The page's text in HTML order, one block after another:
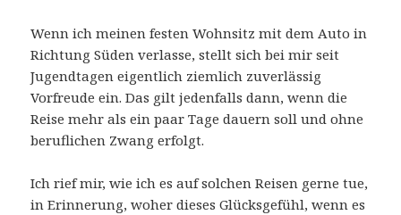
Wenn ich meinen festen Wohnsitz mit dem Auto in
Richtung Süden verlasse, stellt sich bei mir seit
Jugendtagen eigentlich ziemlich zuverlässig
Vorfreude ein. Das gilt jedenfalls dann, wenn die
Reise mehr als ein paar Tage dauern soll und ohne
beruflichen Zwang erfolgt.
Ich rief mir, wie ich es auf solchen Reisen gerne tue,
in Erinnerung, woher dieses Glücksgefühl, wenn es